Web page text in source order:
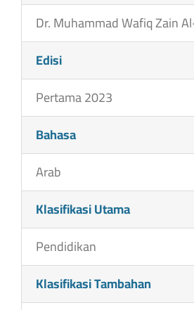
Dr. Muhammad Wafiq Zain
Edisi
Pertama 2023
Bahasa
Arab
Klasifikasi Utama
Pendidikan
Klasifikasi Tambahan